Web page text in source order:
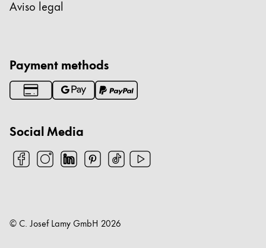
Aviso legal
Payment methods
Social Media
© C. Josef Lamy GmbH 2026